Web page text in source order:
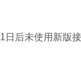
后未使用新版